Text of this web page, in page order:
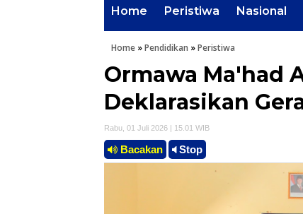
Home Peristiwa Nasional
Home »Pendidikan »Peristiwa
Ormawa Ma'had
Deklarasikan
Rabu, 01 Juli 2026 | 15.01 WIB
Bacakan Stop